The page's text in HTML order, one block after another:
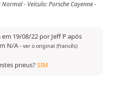
- Veículo: Porsche Cayenne -
19/08/22 por Jeff P após
N/A- ver o original (francês)
pneus?SIM